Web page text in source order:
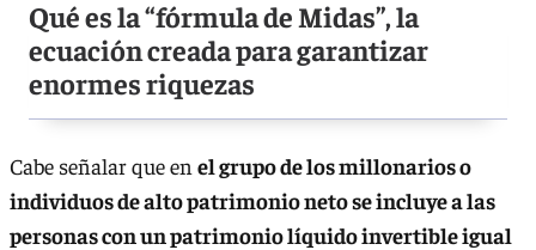
Qué es la “fórmula de Midas”, la
ecuación creada para garantizar
enormes riquezas
Cabe señalar que en el grupo de los millonarios o
individuos de alto patrimonio neto se incluye a las
personas con un patrimonio líquido invertible igual